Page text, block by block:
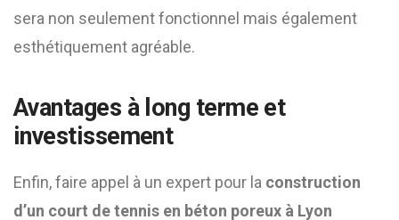
sera non seulement fonctionnel mais également
esthétiquement agréable.
Avantages à long terme et
investissement
Enfin, faire appel à un expert pour la construction
d’un court de tennis en béton poreux à Lyon